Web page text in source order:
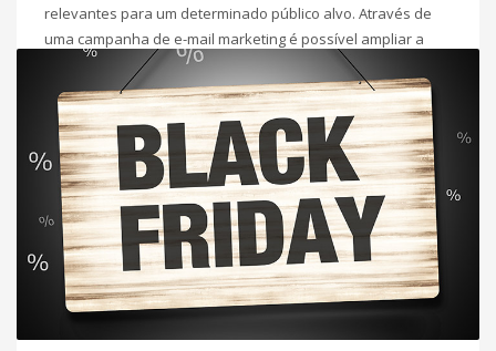
relevantes para um determinado público alvo. Através de
uma campanha de e-mail marketing é possível ampliar a
área de divulgação de sua EPS ( empresa / produto /
serviço ), aumentando suas vendas, divulgando
POSTADO EM EMAIL MARKETING